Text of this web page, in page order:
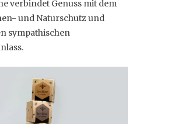
verbindet Genuss mit dem
und Naturschutz und
sympathischen